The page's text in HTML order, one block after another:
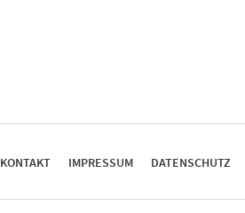
KONTAKT IMPRESSUM DATENSCHUTZ